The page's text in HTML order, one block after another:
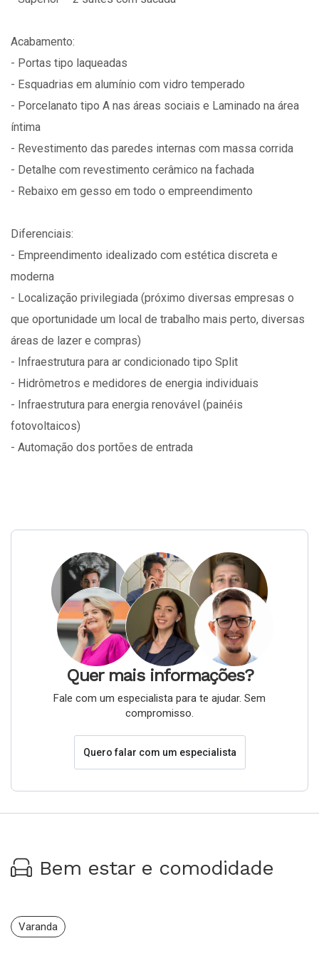
Acabamento:
- Portas tipo laqueadas
- Esquadrias em alumínio com vidro temperado
- Porcelanato tipo A nas áreas sociais e Laminado na área
íntima
- Revestimento das paredes internas com massa corrida
- Detalhe com revestimento cerâmico na fachada
- Rebaixo em gesso em todo o empreendimento
Diferenciais:
- Empreendimento idealizado com estética discreta e
moderna
- Localização privilegiada (próximo diversas empresas o
que oportunidade um local de trabalho mais perto, diversas
áreas de lazer e compras)
- Infraestrutura para ar condicionado tipo Split
- Hidrômetros e medidores de energia individuais
- Infraestrutura para energia renovável (painéis
fotovoltaicos)
- Automação dos portões de entrada
Quer mais informações?
Fale com um especialista para te ajudar. Sem
compromisso.
Quero falar com um especialista
Bem estar e comodidade
Varanda